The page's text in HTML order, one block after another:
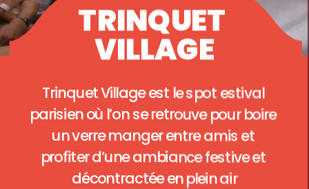
TRINQUET
VILLAGE
Trinquet Village est le spot estival
parisien où l’on se retrouve pour boire
un verre manger entre amis et
profiter d’une ambiance festive et
décontractée en plein air